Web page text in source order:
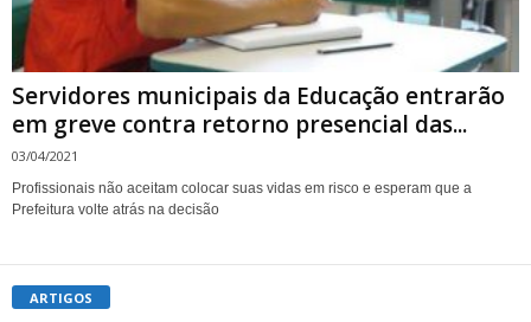
Servidores municipais da Educação entrarão
em greve contra retorno presencial das...
03/04/2021
Profissionais não aceitam colocar suas vidas em risco e esperam que a
Prefeitura volte atrás na decisão
ARTIGOS